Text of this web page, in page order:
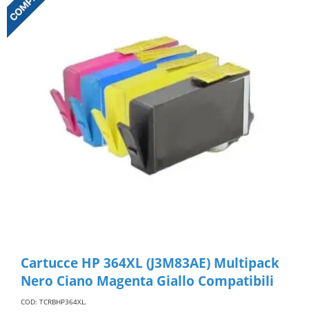
Cartucce HP 364XL (J3M83AE) Multipack
Nero Ciano Magenta Giallo Compatibili
COD: TCRBHP364XL .